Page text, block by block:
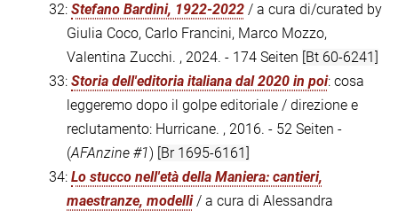
32: Stefano Bardini, 1922-2022 / a cura di/curated by
Giulia Coco, Carlo Francini, Marco Mozzo,
Valentina Zucchi. , 2024. - 174 Seiten [Bt 60-6241]
33: Storia dell'editoria italiana dal 2020 in poi: cosa
leggeremo dopo il golpe editoriale / direzione e
reclutamento: Hurricane. , 2016. - 52 Seiten -
(AFAnzine #1) [Br 1695-6161]
34: Lo stucco nell'età della Maniera: cantieri,
maestranze, modelli/ a cura di Alessandra